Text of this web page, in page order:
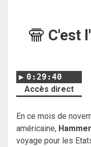
C'est
0:29:40
Accès direct
En ce mois de
américaine, Hammer
voyage pour les